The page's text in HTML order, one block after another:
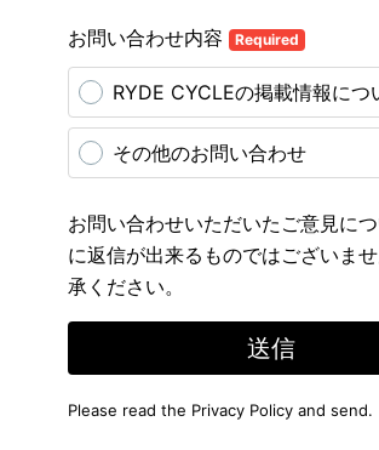
お問い合わせ内容 Required
RYDE CYCLEの掲載情報につ
その他のお問い合わせ
お問い合わせいただいたご意見に
に返信が出来るものではございま
承ください。
送信
Please read the Privacy Policy and send.